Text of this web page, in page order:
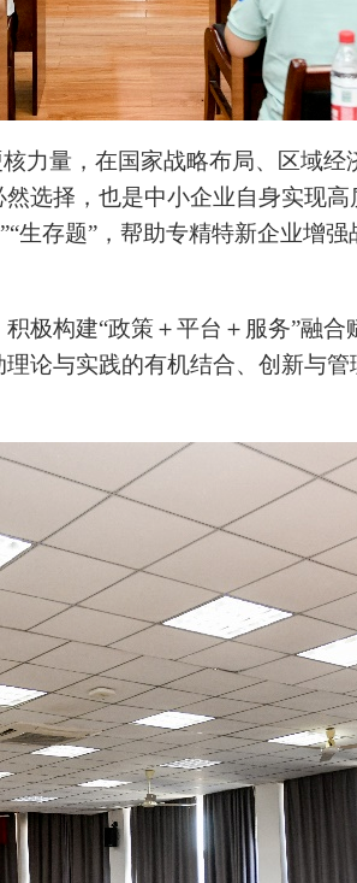
力量 ， 在国家战略布局、区域经
选择，也是中小企业自身实现
生存题”，帮助专精特新企业增
积极构建“政策＋平台＋服务”融
论与实践的有机结合、创新与